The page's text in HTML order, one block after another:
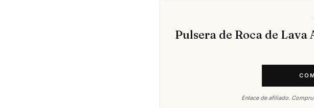
Pulsera de Roca de
Enlace de afiliado.